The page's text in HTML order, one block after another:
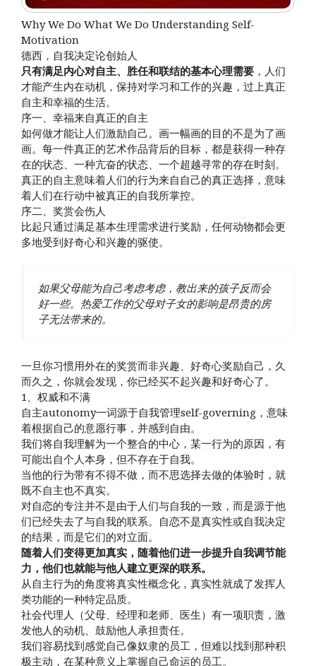
Why We Do What We Do Understanding Self-
Motivation
德西，自我决定论创始人
只有满足内心对自主、胜任和联结的基本心理需要 ，人们
才能产生内在动机，保持对学习和工作的兴趣，过上真正
自主和幸福的生活。
序一、幸福来自真正的自主
如何做才能让人们激励自己。画一幅画的目的不是为了画
画。每一件真正的艺术作品背后的目标，都是获得一种存
在的状态、一种亢奋的状态、一个超越寻常的存在时刻。
真正的自主意味着人们的行为来自自己的真正选择，意味
着人们在行动中被真正的自我所掌控。
序二、奖赏会伤人
比起只通过满足基本生理需求进行奖励，任何动物都会更
多地受到好奇心和兴趣的驱使。
如果父母能为自己考虑考虑，教出来的孩子反而会
好一些。热爱工作的父母对子女的影响是昂贵的房
子无法带来的。
一旦你习惯用外在的奖赏而非兴趣、好奇心奖励自己，久
而久之，你就会发现，你已经买不起兴趣和好奇心了。
1、权威和不满
自主autonomy一词源于自我管理self-governing，意味
着根据自己的意愿行事，并感到自由。
我们将自我理解为一个整合的中心，某一行为的原因，有
可能出自个人本身，但不存在于自我。
当他的行为带有不得不做，而不思选择去做的体验时，就
既不自主也不真实。
对自恋的专注并不是由于人们与自我的一致，而是源于他
们已经失去了与自我的联系。自恋不是真实性或自我决定
的结果，而是它们的对立面。
随着人们变得更加真实，随着他们进一步提升自我调节能
力，他们也就能与他人建立更深的联系。
从自主行为的角度将真实性概念化，真实性就成了发挥人
类功能的一种特定品质。
社会代理人（父母、经理和老师、医生）有一项职责，激
发他人的动机、鼓励他人承担责任。
我们容易找到感觉自己像奴隶的员工，但难以找到那种积
极主动，在某种意义上掌握自己命运的员工。